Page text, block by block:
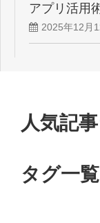
アプリ活用
2025年12月
人気記
タグ一覧